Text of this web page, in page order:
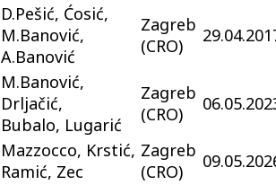
D.Pešić, Ćosić,
M.Banović,
A.Banović
Zagreb
(CRO)
M.Banović,
Drljačić,
Bubalo, Lugarić
Zagreb
(CRO)
Mazzocco, Krstić,
Ramić, Zec
Zagreb
(CRO)